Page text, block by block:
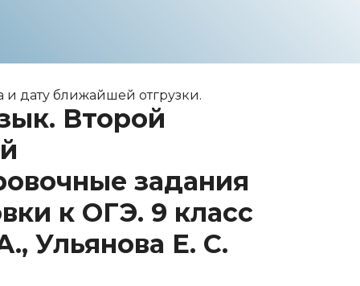
и дату ближайшей отгрузки.
Второй
задания
к ОГЭ. 9 класс
Ульянова Е. С.